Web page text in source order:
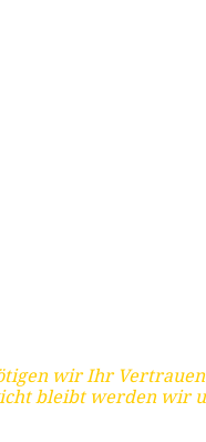
wir Ihr
bleibt werden wir